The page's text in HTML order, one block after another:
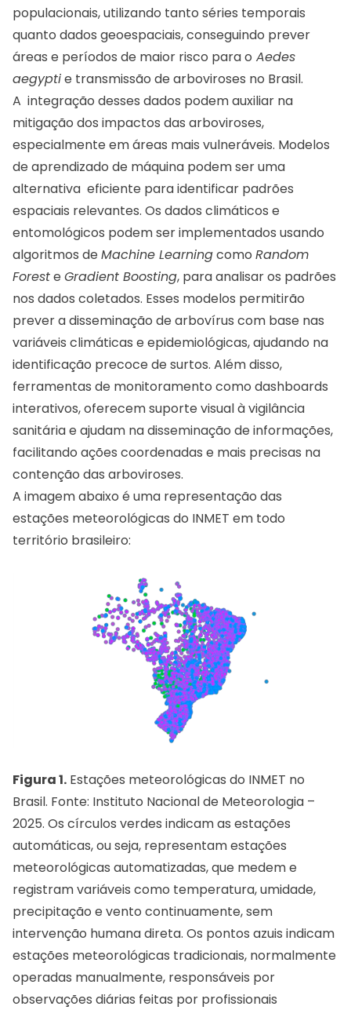
populacionais, utilizando tanto séries temporais
quanto dados geoespaciais, conseguindo prever
áreas e períodos de maior risco para o Aedes
aegyptie transmissão de arboviroses no Brasil.
A integração desses dados podem auxiliar na
mitigação dos impactos das arboviroses,
especialmente em áreas mais vulneráveis. Modelos
de aprendizado de máquina podem ser uma
alternativa eficiente para identificar padrões
espaciais relevantes. Os dados climáticos e
entomológicos podem ser implementados usando
algoritmos de Machine Learningcomo Random
Foreste Gradient Boosting, para analisar os padrões
nos dados coletados. Esses modelos permitirão
prever a disseminação de arbovírus com base nas
variáveis climáticas e epidemiológicas, ajudando na
identificação precoce de surtos. Além disso,
ferramentas de monitoramento como dashboards
interativos, oferecem suporte visual à vigilância
sanitária e ajudam na disseminação de informações,
facilitando ações coordenadas e mais precisas na
contenção das arboviroses.
A imagem abaixo é uma representação das
estações meteorológicas do INMET em todo
território brasileiro:
Figura 1. Estações meteorológicas do INMET no
Brasil. Fonte: Instituto Nacional de Meteorologia –
2025. Os círculos verdes indicam as estações
automáticas, ou seja, representam estações
meteorológicas automatizadas, que medem e
registram variáveis como temperatura, umidade,
precipitação e vento continuamente, sem
intervenção humana direta. Os pontos azuis indicam
estações meteorológicas tradicionais, normalmente
operadas manualmente, responsáveis por
observações diárias feitas por profissionais